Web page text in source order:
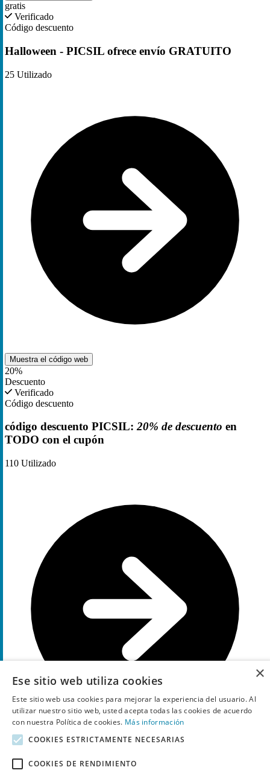
gratis
Verificado
Código descuento
Halloween - PICSIL ofrece envío GRATUITO
25 Utilizado
Muestra el código web
20%
Descuento
Verificado
Código descuento
código descuento PICSIL:20% de descuento en
TODO con el cupón
110 Utilizado
Muestra el código
10%
Descuento
×
Ese sitio web utiliza cookies
Este sitio web usa cookies para mejorar la experiencia del usuario. Al
utilizar nuestro sitio web, usted acepta todas las cookies de acuerdo
con nuestra Política de cookies. Más información
COOKIES ESTRICTAMENTE NECESARIAS
COOKIES DE RENDIMIENTO